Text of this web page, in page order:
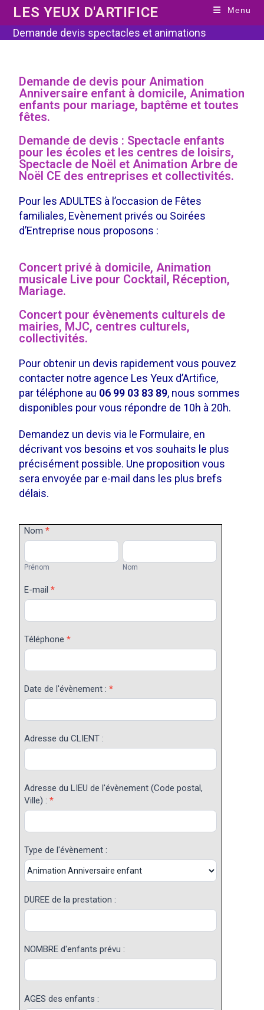
LES YEUX D'ARTIFICE Menu
Demande devis spectacles et animations
Demande de devis pour Animation
Anniversaire enfant à domicile, Animation
enfants pour mariage, baptême et toutes
fêtes.
Demande de devis : Spectacle enfants
pour les écoles et les centres de loisirs,
Spectacle de Noël et Animation Arbre de
Noël CE des entreprises et collectivités.
Pour les ADULTES à l’occasion de Fêtes
familiales, Evènement privés ou Soirées
d’Entreprise nous proposons :
Concert privé à domicile, Animation
musicale Live pour Cocktail, Réception,
Mariage.
Concert pour évènements culturels de
mairies, MJC, centres culturels,
collectivités.
Pour obtenir un devis rapidement vous pouvez
contacter notre agence Les Yeux d’Artifice,
par téléphone au 06 99 03 83 89, nous sommes
disponibles pour vous répondre de 10h à 20h.
Demandez un devis via le Formulaire, en
décrivant vos besoins et vos souhaits le plus
précisément possible. Une proposition vous
sera envoyée par e-mail dans les plus brefs
délais.
Demande
de
devis
Nom*
Prénom
Prénom
Nom
Nom
E-mail*
Téléphone*
Date de l'évènement :*
Adresse du CLIENT :
Adresse du LIEU de l'évènement (Code postal,
Ville) :*
Type de l'évènement :
DUREE de la prestation :
NOMBRE d'enfants prévu :
AGES des enfants :